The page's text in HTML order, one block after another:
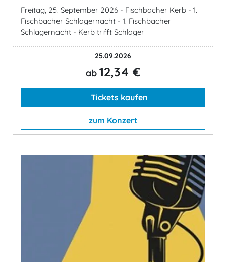
Freitag, 25. September 2026 - Fischbacher Kerb - 1.
Fischbacher Schlagernacht - 1. Fischbacher
Schlagernacht - Kerb trifft Schlager
25.09.2026
ab 12,34 €
Tickets kaufen
zum Konzert